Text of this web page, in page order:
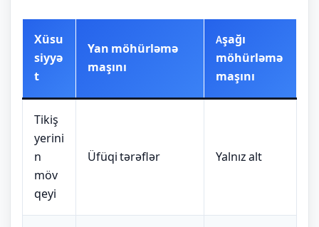
Xüsu
siyyə
t
Yan möhürləmə
maşını
Aşağı
möhürləmə
maşını
Tikiş
yerini
n
möv
qeyi
Üfüqi tərəflər Yalnız alt